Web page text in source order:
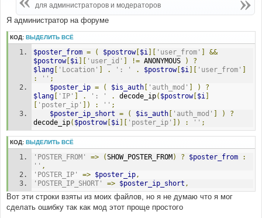
е
для администраторов и модераторов
Я администратор на форуме
КОД: ВЫДЕЛИТЬ ВСЁ
$poster_from = ( $postrow[ $i 'user_from'
&&
$postrow[ $i 'user_id' != ANONYMOUS )
?
$lang
'Location' . ': ' . $postrow[ $i 'user_from'
:
'' ;
$poster_ip = ( $is_auth 'auth_mod' )
?
$lang
'IP' . ': ' . decode_ip( $postrow[ $i
'poster_ip' ]) : '' ;
$poster_ip_short = ( $is_auth 'auth_mod' )
?
decode_ip( $postrow[ $i 'poster_ip' ]) : '' ;
КОД: ВЫДЕЛИТЬ ВСЁ
'POSTER_FROM' => (SHOW_POSTER_FROM ) ? $poster_from
:
'' ,
'POSTER_IP'
=> $poster_ip,
'POSTER_IP_SHORT'
=> $poster_ip_short ,
Вот эти строки взяты из моих файлов, но я не думаю что я мог
сделать ошибку так как мод этот проще простого